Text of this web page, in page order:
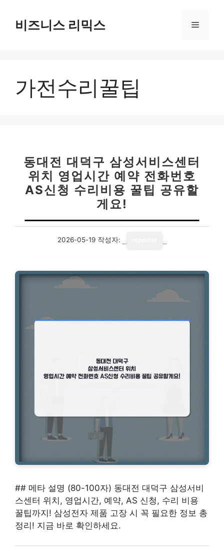
비즈니스 리믹스 메
가전수리꿀팁
동대전 대덕구 삼성서비스센터
위치 영업시간 예약 전화번호
AS신청 수리비용 꿀팁 공유할
게요!
2026-05-19 작성자:
## 메타 설명 (80-100자) 동대전 대덕구 삼성서비
스센터 위치, 영업시간, 예약, AS 신청, 수리 비용
꿀팁까지! 삼성전자 제품 고장 시 꼭 필요한 정보 총
정리! 지금 바로 확인하세요.